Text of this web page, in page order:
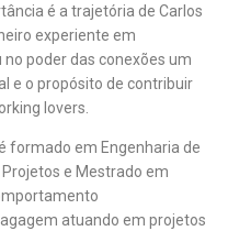
é a trajetória de Carlos
experiente em
poder das conexões um
e o propósito de contribuir
lovers.
formado em Engenharia de
e Mestrado em
atuando em projetos